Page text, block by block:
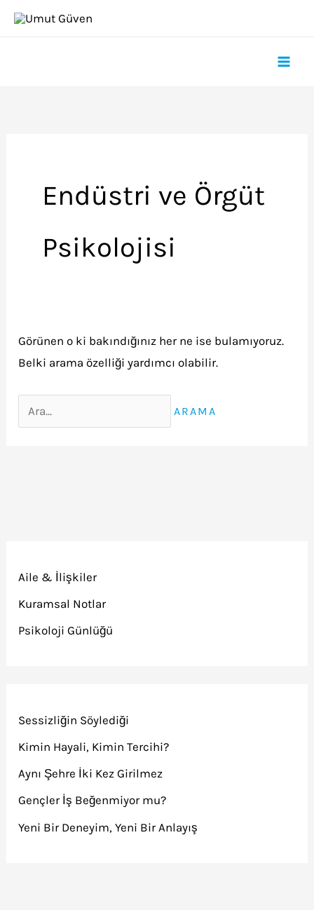
İçeriğe
Aile & İlişkiler
Kuramsal Notlar
Psikoloji Günlüğü
Sessizliğin Söylediği
Kimin Hayali, Kimin Tercihi?
Aynı Şehre İki Kez Girilmez
Gençler İş Beğenmiyor mu?
Yeni Bir Deneyim, Yeni Bir Anlayış
Endüstri ve Örgüt
Psikolojisi
Görünen o ki bakındığınız her ne ise bulamıyoruz.
Belki arama özelliği yardımcı olabilir.
Search
for: